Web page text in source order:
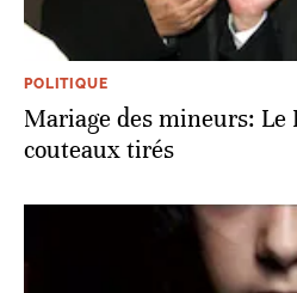
POLITIQUE
Mariage des mineurs: Le
couteaux tirés